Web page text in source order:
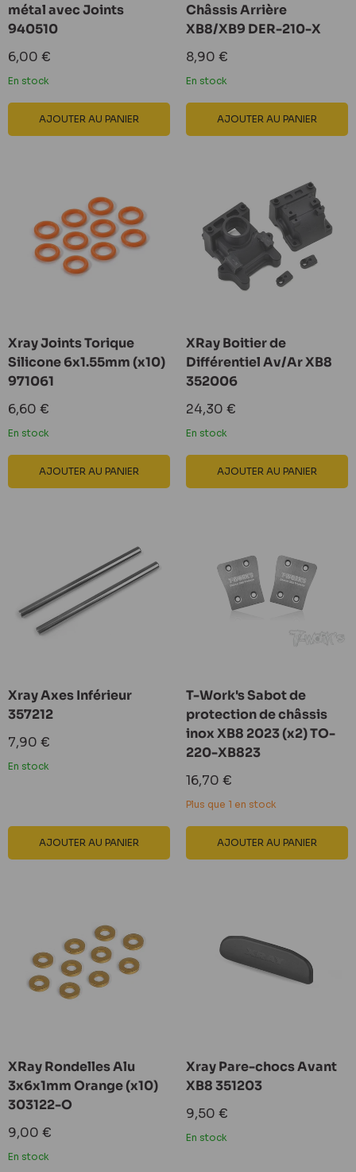
métal avec Joints
940510
Prix
réduit
6,00 €
En stock
AJOUTER AU PANIER
Châssis Arrière
XB8/XB9 DER-210-X
Prix
réduit
8,90 €
En stock
AJOUTER AU PANIER
Xray Joints Torique
Silicone 6x1.55mm (x10)
971061
Prix
réduit
6,60 €
En stock
AJOUTER AU PANIER
XRay Boitier de
Différentiel Av/Ar XB8
352006
Prix
réduit
24,30 €
En stock
AJOUTER AU PANIER
Xray Axes Inférieur
357212
Prix
réduit
7,90 €
En stock
AJOUTER AU PANIER
T-Work's Sabot de
protection de châssis
inox XB8 2023 (x2) TO-
220-XB823
Prix
réduit
16,70 €
Plus que 1 en stock
AJOUTER AU PANIER
XRay Rondelles Alu
3x6x1mm Orange (x10)
303122-O
Prix
réduit
9,00 €
En stock
Xray Pare-chocs Avant
XB8 351203
Prix
réduit
9,50 €
En stock